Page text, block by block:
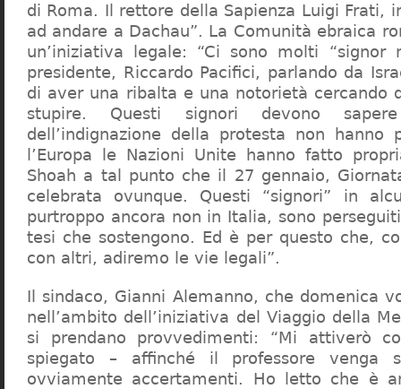
di Roma. Il rettore della Sapienza Luigi Frati,
ad andare a Dachau”. La Comunità ebraica
un’iniziativa legale: “Ci sono molti “signor
presidente, Riccardo Pacifici, parlando da
di aver una ribalta e una notorietà cercando
stupire. Questi signori devono
dell’indignazione della protesta non hanno
l’Europa le Nazioni Unite hanno fatto
Shoah a tal punto che il 27 gennaio,
celebrata ovunque. Questi “signori” in
purtroppo ancora non in Italia, sono
tesi che sostengono. Ed è per questo che,
con altri, adiremo le vie legali”.
Il sindaco, Gianni Alemanno, che domenica
nell’ambito dell’iniziativa del Viaggio della
si prendano provvedimenti: “Mi attiverò
spiegato – affinché il professore venga
ovviamente accertamenti. Ho letto che è